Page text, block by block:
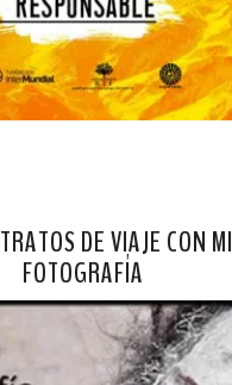
DE VIAJE CON
FOTOGRAFÍA